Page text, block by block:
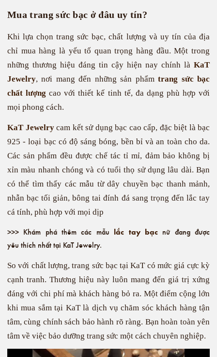
Mua trang sức bạc ở đâu uy tín?
Khi lựa chọn trang sức bạc, chất lượng và uy tín của địa
chỉ mua hàng là yếu tố quan trọng hàng đầu. Một trong
những thương hiệu đáng tin cậy hiện nay chính là KaT
Jewelry, nơi mang đến những sản phẩmtrang sức bạc
chất lượng cao với thiết kế tinh tế, đa dạng phù hợp với
mọi phong cách.
KaT Jewelry cam kết sử dụng bạc cao cấp, đặc biệt là bạc
925 - loại bạc có độ sáng bóng, bền bỉ và an toàn cho da.
Các sản phẩm đều được chế tác tỉ mỉ, đảm bảo không bị
xỉn màu nhanh chóng và có tuổi thọ sử dụng lâu dài. Bạn
có thể tìm thấy các mẫu từ dây chuyền bạc thanh mảnh,
nhẫn bạc tối giản, bông tai đính đá sang trọng đến lắc tay
cá tính, phù hợp với mọi dịp
>>> Khám phá thêm các mẫu lắc tay bạc nữ đang được
yêu thích nhất tại KaT Jewelry.
So với chất lượng, trang sức bạc tại KaT có mức giá cực kỳ
cạnh tranh. Thương hiệu này luôn mang đến giá trị xứng
đáng với chi phí mà khách hàng bỏ ra. Một điểm cộng lớn
khi mua sắm tại KaT là dịch vụ chăm sóc khách hàng tận
tâm, cùng chính sách bảo hành rõ ràng. Bạn hoàn toàn yên
tâm về việc bảo dưỡng trang sức một cách chuyên nghiệp.